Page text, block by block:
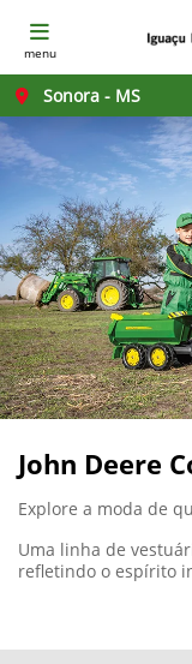
menu
Sonora - MS
John Deere
Explore a moda de
Uma linha de
refletindo o espírito